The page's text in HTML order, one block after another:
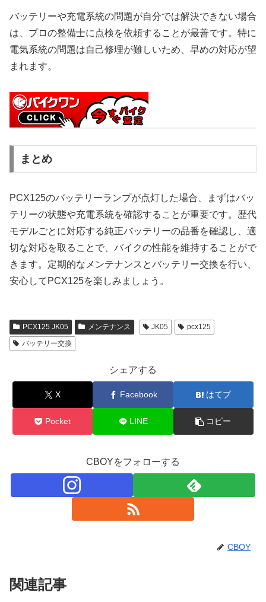
バッテリーや充電系統の問題が自分では解決できない場合
は、プロの整備士に点検を依頼することが最善です。特に
電気系統の問題は自己修理が難しいため、早めの対応が望
まれます。
まとめ
PCX125のバッテリーランプが点灯した場合、まずはバッ
テリーの状態や充電系統を確認することが重要です。歴代
モデルごとに対応する純正バッテリーの品番を確認し、適
切な対応を取ることで、バイクの性能を維持することがで
きます。定期的なメンテナンスとバッテリー交換を行い、
安心してPCX125を楽しみましょう。
PCX125 JK05 メンテナンス JK05
pcx125
バッテリー交換
シェアする
X Facebook はてブ
Pocket LINE コピー
CBOYをフォローする
CBOY
関連記事